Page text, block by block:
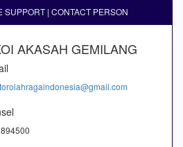
SUPPORT | CONTACT PERSON
AKASAH GEMILANG